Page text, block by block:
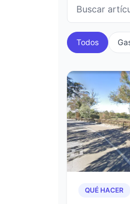
Todos
QUÉ HACER